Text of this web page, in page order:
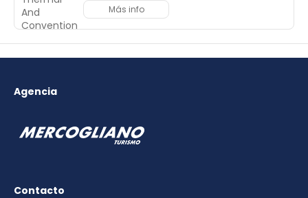
Más info
Agencia
Contacto